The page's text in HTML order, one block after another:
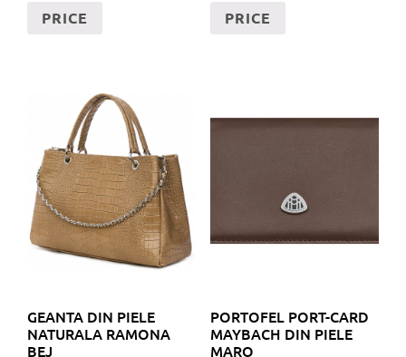
PRICE PRICE
GEANTA DIN PIELE
NATURALA RAMONA
BEJ
PORTOFEL PORT-CARD
MAYBACH DIN PIELE
MARO